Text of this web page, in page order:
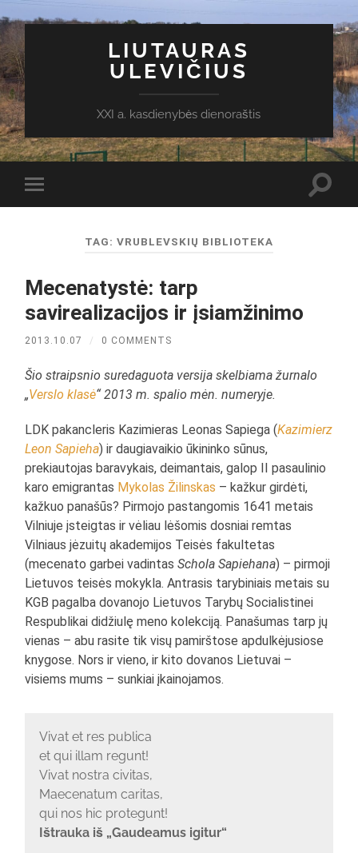
LIUTAURAS
ULEVIČIUS
XXI a. kasdienybės dienoraštis
Toggle
mobile
TAG: VRUBLEVSKIŲ BIBLIOTEKA
Mecenatystė: tarp
savirealizacijos ir įsiamžinimo
2013.10.07 / 0 COMMENTS
Šio straipsnio suredaguota versija skelbiama žurnalo
„Verslo klasė“ 2013 m. spalio mėn. numeryje.
LDK pakancleris Kazimieras Leonas Sapiega (Kazimierz
Leon Sapieha) ir daugiavaikio ūkininko sūnus,
prekiautojas baravykais, deimantais, galop II pasaulinio
karo emigrantas Mykolas Žilinskas – kažkur girdėti,
kažkuo panašūs? Pirmojo pastangomis 1641 metais
Vilniuje įsteigtas ir vėliau lėšomis dosniai remtas
Vilniaus jėzuitų akademijos Teisės fakultetas
(mecenato garbei vadintasSchola Sapiehana) – pirmoji
Lietuvos teisės mokykla. Antrasis tarybiniais metais su
KGB pagalba dovanojo Lietuvos Tarybų Socialistinei
Respublikai didžiulę meno kolekciją. Panašumas tarp jų
vienas – abu rasite tik visų pamirštose apdulkėjusiose
knygose. Nors ir vieno, ir kito dovanos Lietuvai –
visiems mums – sunkiai įkainojamos.
Vivat et res publica
et qui illam regunt!
Vivat nostra civitas,
Maecenatum caritas,
qui nos hic protegunt!
Ištrauka iš „Gaudeamus igitur“